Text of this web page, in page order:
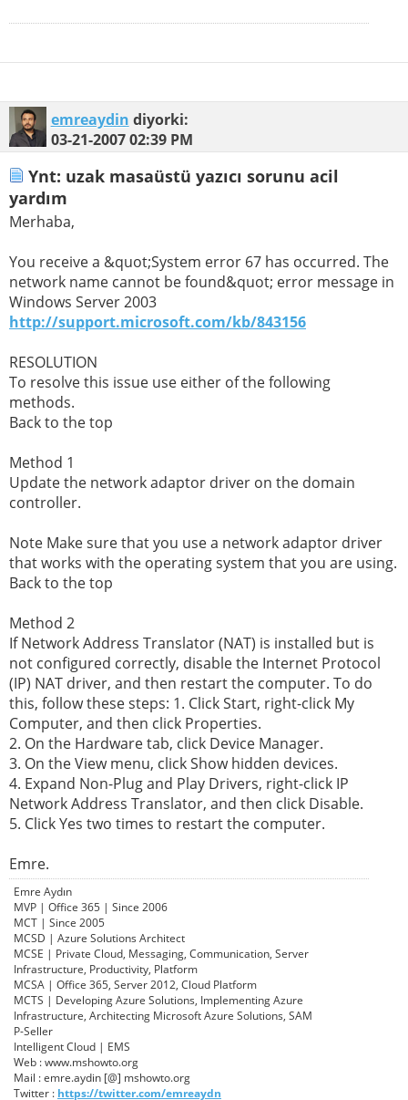
emreaydin diyorki:
03-21-200702:39 PM
Ynt: uzak masaüstü yazıcı sorunu acil
yardım
Merhaba,
You receive a &quot;System error 67 has occurred. The
network name cannot be found&quot; error message in
Windows Server 2003
http://support.microsoft.com/kb/843156
RESOLUTION
To resolve this issue use either of the following
methods.
Back to the top
Method 1
Update the network adaptor driver on the domain
controller.
Note Make sure that you use a network adaptor driver
that works with the operating system that you are using.
Back to the top
Method 2
If Network Address Translator (NAT) is installed but is
not configured correctly, disable the Internet Protocol
(IP) NAT driver, and then restart the computer. To do
this, follow these steps: 1. Click Start, right-click My
Computer, and then click Properties.
2. On the Hardware tab, click Device Manager.
3. On the View menu, click Show hidden devices.
4. Expand Non-Plug and Play Drivers, right-click IP
Network Address Translator, and then click Disable.
5. Click Yes two times to restart the computer.
Emre.
Emre Aydın
MVP | Office 365 | Since 2006
MCT | Since 2005
MCSD | Azure Solutions Architect
MCSE | Private Cloud, Messaging, Communication, Server
Infrastructure, Productivity, Platform
MCSA | Office 365, Server 2012, Cloud Platform
MCTS | Developing Azure Solutions, Implementing Azure
Infrastructure, Architecting Microsoft Azure Solutions, SAM
P-Seller
Intelligent Cloud | EMS
Web : www.mshowto.org
Mail : emre.aydin [@] mshowto.org
Twitter : https://twitter.com/emreaydn